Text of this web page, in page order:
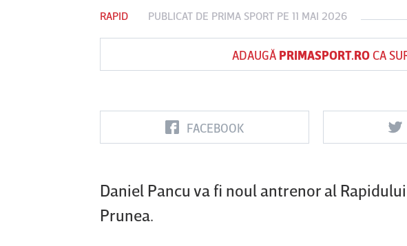
RAPID PUBLICAT DE PRIMA SPORT PE 11 MAI 2026
ADAUGĂ PRIMASPORT.ROCA
FACEBOOK
Daniel Pancu va fi noul antrenor al
Prunea.
FC Botoşani
Vs
Corvinul
Hunedoara
Sepsi OSK Sf
Vs
FCSB